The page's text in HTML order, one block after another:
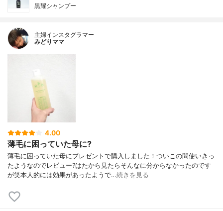
黒耀シャンプー
主婦インスタグラマー
みどりママ
4.00
薄毛に困っていた母に?
薄毛に困っていた母にプレゼントで購入しました！ついこの間使いきっ
たようなのでレビュー?はたから見たらそんなに分からなかったのです
が笑本人的には効果があったようで…続きを見る